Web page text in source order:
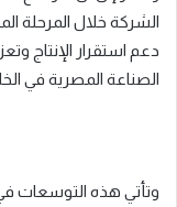
الشركة خلال المرحلة
دعم استقرار الإنتاج
الصناعة المصرية في
وتأتي هذه التوسعات في